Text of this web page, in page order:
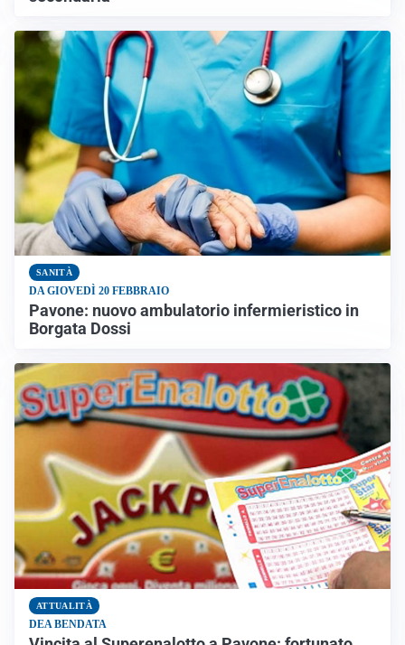
SANITÀ
DA GIOVEDÌ 20 FEBBRAIO
Pavone: nuovo ambulatorio infermieristico in
Borgata Dossi
ATTUALITÀ
DEA BENDATA